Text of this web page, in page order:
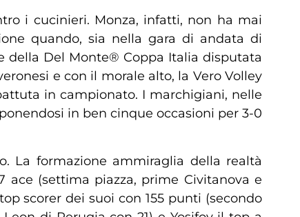
i cucinieri. Monza, infatti, non ha mai
quando, sia nella gara di andata di
della Del Monte® Coppa Italia disputata
e con il morale alto, la Vero Volley
in campionato. I marchigiani, nelle
in ben cinque occasioni per 3-0
La formazione ammiraglia della realtà
ace (settima piazza, prime Civitanova e
scorer dei suoi con 155 punti (secondo